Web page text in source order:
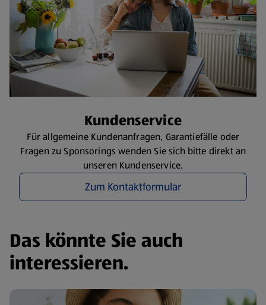
Kundenservice
Für allgemeine Kundenanfragen, Garantiefälle oder
Fragen zu Sponsorings wenden Sie sich bitte direkt an
unseren Kundenservice.
Zum Kontaktformular
Das könnte Sie auch
interessieren.